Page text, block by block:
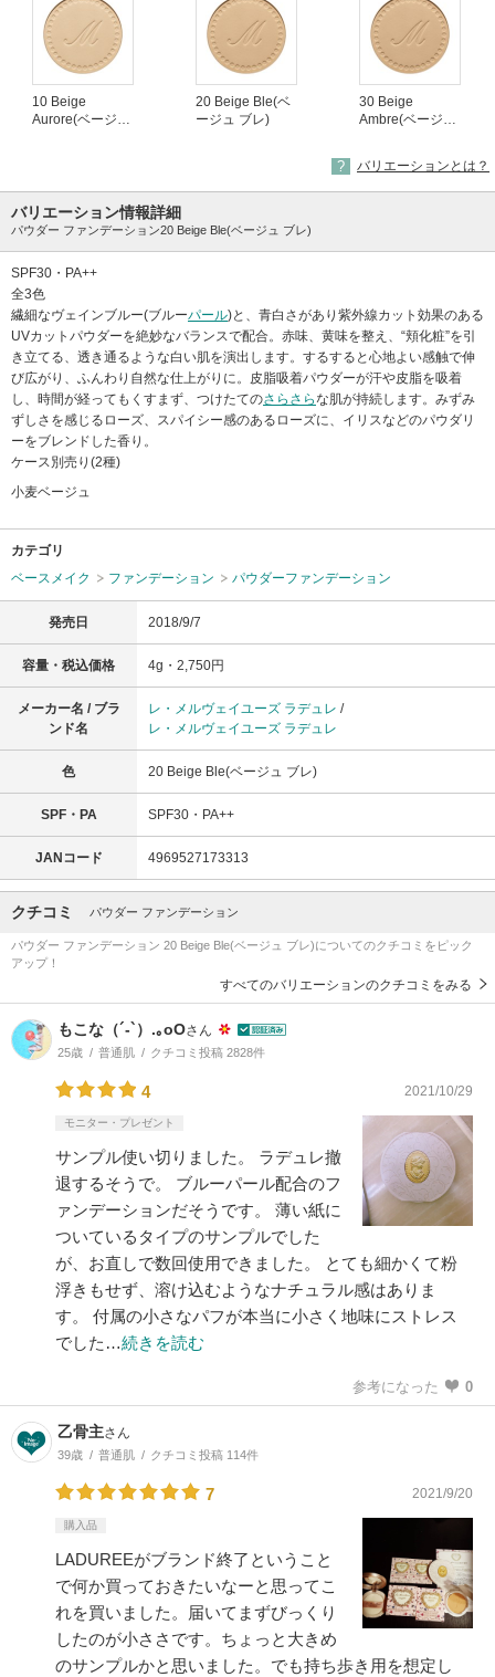
10 Beige
Aurore(ベージュ
20 Beige Ble(ベ
ージュ ブレ)
30 Beige
Ambre(ベージュ
バリエーションとは？
バリエーション情報詳細
パウダー ファンデーション20 Beige Ble(ベージュ ブレ)
SPF30・PA++
全3色
繊細なヴェインブルー(ブルーパール)と、青白さがあり紫外線カット効果のある
UVカットパウダーを絶妙なバランスで配合。赤味、黄味を整え、“頬化粧”を引
き立てる、透き通るような白い肌を演出します。するすると心地よい感触で伸
び広がり、ふんわり自然な仕上がりに。皮脂吸着パウダーが汗や皮脂を吸着
し、時間が経ってもくすまず、つけたてのさらさらな肌が持続します。みずみ
ずしさを感じるローズ、スパイシー感のあるローズに、イリスなどのパウダリ
ーをブレンドした香り。
ケース別売り(2種)
小麦ベージュ
カテゴリ
ベースメイク
ファンデーション パウダーファンデーション
発売日 2018/9/7
容量・税込価格 4g・2,750円
メーカー名 / ブラ
ンド名
レ・メルヴェイユーズ ラデュレ /
レ・メルヴェイユーズ ラデュレ
色 20 Beige Ble(ベージュ ブレ)
SPF・PA SPF30・PA++
JANコード 4969527173313
クチコミ パウダー ファンデーション
パウダー ファンデーション 20 Beige Ble(ベージュ ブレ)についてのクチコミをピック
アップ！
すべてのバリエーションのクチコミをみる
もこな（´-`）.｡oOさん
25歳 普通肌 クチコミ投稿 2828件
4 2021/10/29
モニター・プレゼント
サンプル使い切りました。 ラデュレ撤
退するそうで。 ブルーパール配合のフ
ァンデーションだそうです。 薄い紙に
ついているタイプのサンプルでした
が、お直しで数回使用できました。 とても細かくて粉
浮きもせず、溶け込むようなナチュラル感はありま
す。 付属の小さなパフが本当に小さく地味にストレス
でした…続きを読む
参考になった 0
乙骨主さん
39歳 普通肌 クチコミ投稿 114件
7 2021/9/20
購入品
LADUREEがブランド終了ということ
で何か買っておきたいなーと思ってこ
れを買いました。届いてまずびっくり
したのが小ささです。ちょっと大きめ
のサンプルかと思いました。でも持ち歩き用を想定し